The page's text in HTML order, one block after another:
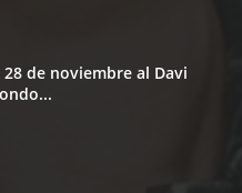
28 de noviembre al Davi